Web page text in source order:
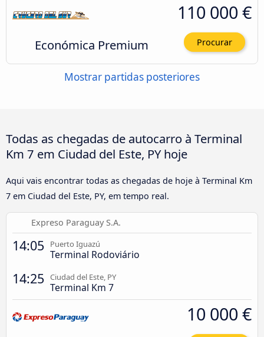
Económica Premium
110 000 €
Procurar
Mostrar partidas posteriores
Todas as chegadas de autocarro à Terminal
Km 7 em Ciudad del Este, PY hoje
Aqui vais encontrar todas as chegadas de hoje à Terminal Km
7 em Ciudad del Este, PY, em tempo real.
Expreso Paraguay S.A.
14:05 Puerto Iguazú
Terminal Rodoviário
14:25 Ciudad del Este, PY
Terminal Km 7
10 000 €